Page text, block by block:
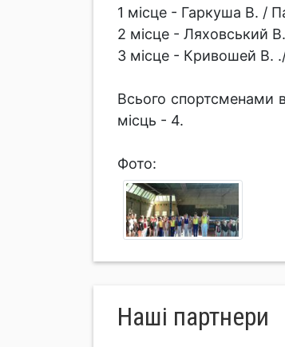
1 місце - Гаркуша В. /
2 місце - Ляховський
3 місце - Кривошей В.
Всього спортсменами
місць - 4.
Фото:
Нашi партнери